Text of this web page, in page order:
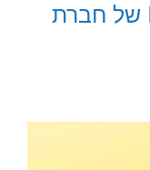
סקירת מנעול חכם Linus של חברת